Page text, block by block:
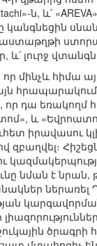
ն, և՛
ը կանգնեցին
և՛ լուրջ
մինչև հիմա
դա եռակողմ
և
իրավասու
նման է նրան,
ծրագրի